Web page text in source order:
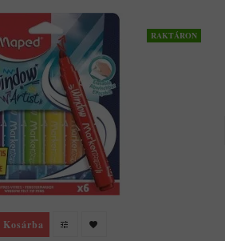
RAKTÁRON
Kosárba